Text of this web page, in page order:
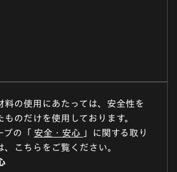
料の使用にあたっては、安全性を
ものだけを使用しております。
プの「 安全・安心 」に関する取り
、こちらをご覧ください。